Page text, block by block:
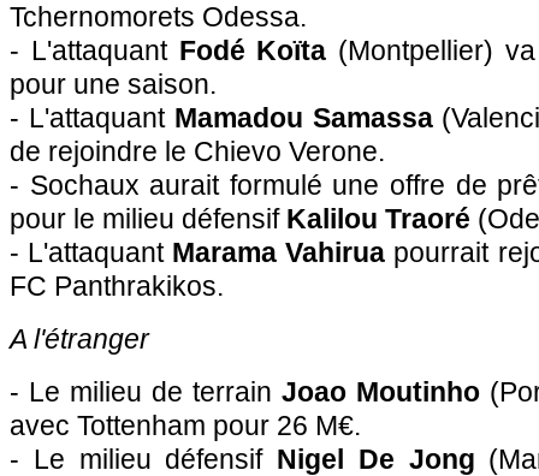
Tchernomorets Odessa.
- L'attaquant Fodé Koïta (Montpellier)
pour une saison.
- L'attaquant Mamadou Samassa
de rejoindre le Chievo Verone.
- Sochaux aurait formulé une offre de
pour le milieu défensif Kalilou Traoré
- L'attaquant Marama Vahirua pourrait
FC Panthrakikos.
A l'étranger
- Le milieu de terrain Joao Moutinho
avec Tottenham pour 26 M€.
- Le milieu défensif Nigel De Jong